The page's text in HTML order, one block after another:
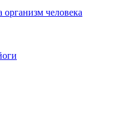
человека